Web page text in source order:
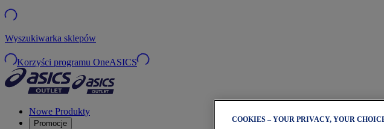
Wyszukiwarka sklepów
Korzyści programu OneASICS
Nowe Produkty
Promocje COOKIES – YOUR PRIVACY, YOUR